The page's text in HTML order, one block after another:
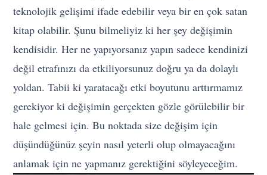
teknolojik gelişimi ifade edebilir veya bir en çok satan
kitap olabilir. Şunu bilmeliyiz ki her şey değişimin
kendisidir. Her ne yapıyorsanız yapın sadece kendinizi
değil etrafınızı da etkiliyorsunuz doğru ya da dolaylı
yoldan. Tabii ki yaratacağı etki boyutunu arttırmamız
gerekiyor ki değişimin gerçekten gözle görülebilir bir
hale gelmesi için. Bu noktada size değişim için
düşündüğünüz şeyin nasıl yeterli olup olmayacağını
anlamak için ne yapmanız gerektiğini söyleyeceğim.